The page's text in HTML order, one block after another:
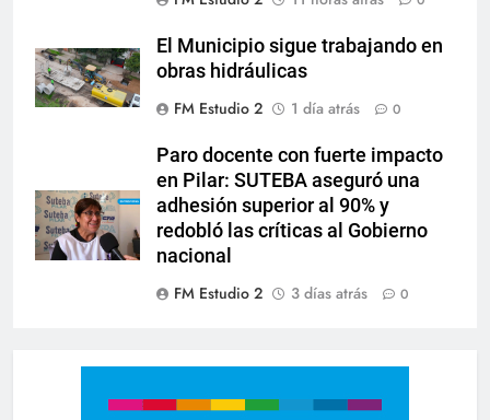
El Municipio sigue trabajando en
obras hidráulicas
FM Estudio 2
1 día atrás 0
Paro docente con fuerte impacto
en Pilar: SUTEBA aseguró una
adhesión superior al 90% y
redobló las críticas al Gobierno
nacional
FM Estudio 2
3 días atrás 0